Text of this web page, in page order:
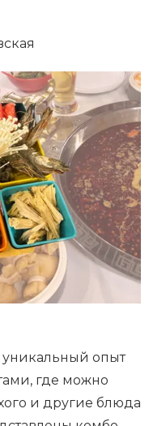
уникальный опыт
где можно
и другие блюда